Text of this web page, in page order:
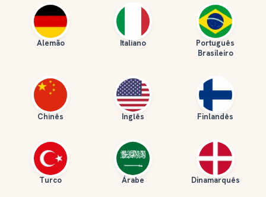
Alemão Italiano
Português
Brasileiro
Chinês Inglês Finlandês
Turco Árabe Dinamarquês